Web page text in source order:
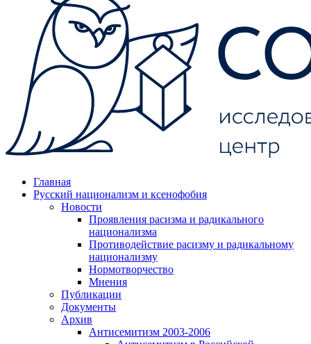
Главная
Русский национализм и ксенофобия
Новости
Проявления расизма и радикального
национализма
Противодействие расизму и радикальному
национализму
Нормотворчество
Мнения
Публикации
Документы
Архив
Антисемитизм 2003-2006